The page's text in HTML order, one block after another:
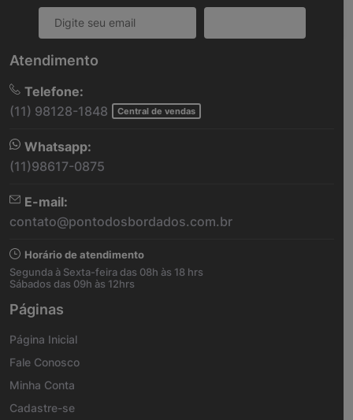
Atendimento
Telefone:
(11) 98128-1848
Central de vendas
Whatsapp:
(11)98617-0875
E-mail:
contato@pontodosbordados.com.br
Horário de atendimento
Segunda à Sexta-feira das 08h às 18 hrs
Sábados das 09h às 12hrs
Páginas
Página Inicial
Fale Conosco
Minha Conta
Cadastre-se